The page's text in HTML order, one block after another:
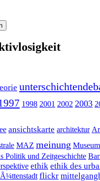
1998 2001 2002 2003
ansichtskarte architektur
MAZ meinung Museum
Politik und Zeitgeschichte
ethik ethik des
flickr